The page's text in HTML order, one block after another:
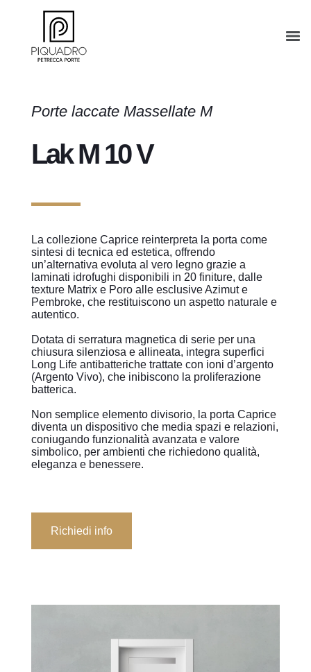
Porte laccate Massellate M
Lak M 10 V
La collezione Caprice reinterpreta la porta come
sintesi di tecnica ed estetica, offrendo
un’alternativa evoluta al vero legno grazie a
laminati idrofughi disponibili in 20 finiture, dalle
texture Matrix e Poro alle esclusive Azimut e
Pembroke, che restituiscono un aspetto naturale e
autentico.
Dotata di serratura magnetica di serie per una
chiusura silenziosa e allineata, integra superfici
Long Life antibatteriche trattate con ioni d’argento
(Argento Vivo), che inibiscono la proliferazione
batterica.
Non semplice elemento divisorio, la porta Caprice
diventa un dispositivo che media spazi e relazioni,
coniugando funzionalità avanzata e valore
simbolico, per ambienti che richiedono qualità,
eleganza e benessere.
Richiedi info